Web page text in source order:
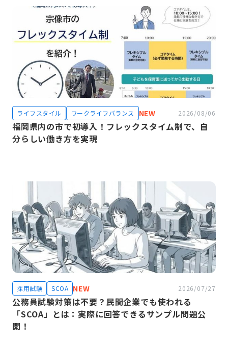
福岡県内の市で初導入！フレックスタイム制で、自
分らしい働き方を実現
ライフスタイル ワークライフバランス NEW 2026/08/06
公務員試験対策は不要？民間企業でも使われる
「SCOA」とは：実際に回答できるサンプル問題公
開！
採用試験 SCOA NEW 2026/07/27